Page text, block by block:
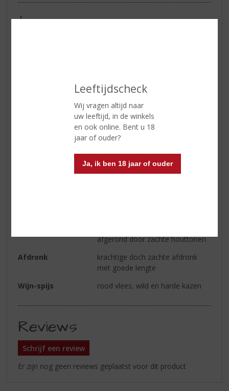
Leeftijdscheck
Wij vragen altijd naar
uw leeftijd, in de winkels
en ook online. Bent u 18
jaar of ouder?
Ja, ik ben 18 jaar of ouder
Alcoholpercentage
13.5% vol
Rood
Smaaktype Wijn
Soepel & Subtiel
robijnrood
afgerond door zachte houttonen
Afdronk
krachtige doch zachte afdronk
met goede lengte
Wijn-spijs
rood vlees, wild en harde kazen
Reviews
Schrijf een review
Er zijn nog geen reviews geplaatst voor dit product